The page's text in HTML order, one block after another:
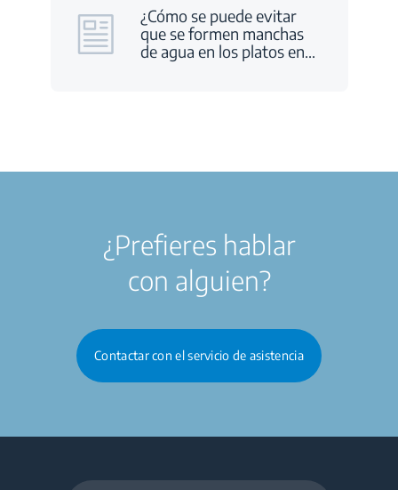
¿Cómo se puede evitar
que se formen manchas
de agua en los platos en…
¿Prefieres hablar
con alguien?
Contactar con el servicio de asistencia